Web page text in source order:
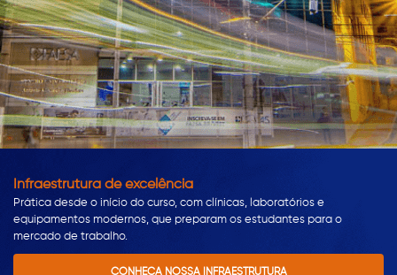
Infraestrutura de excelência
Prática desde o início do curso, com clínicas, laboratórios e
equipamentos modernos, que preparam os estudantes para o
mercado de trabalho.
CONHEÇA NOSSA INFRAESTRUTURA